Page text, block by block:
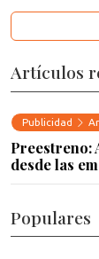
Artículos
Publicidad
Preestreno:
desde las
Populares